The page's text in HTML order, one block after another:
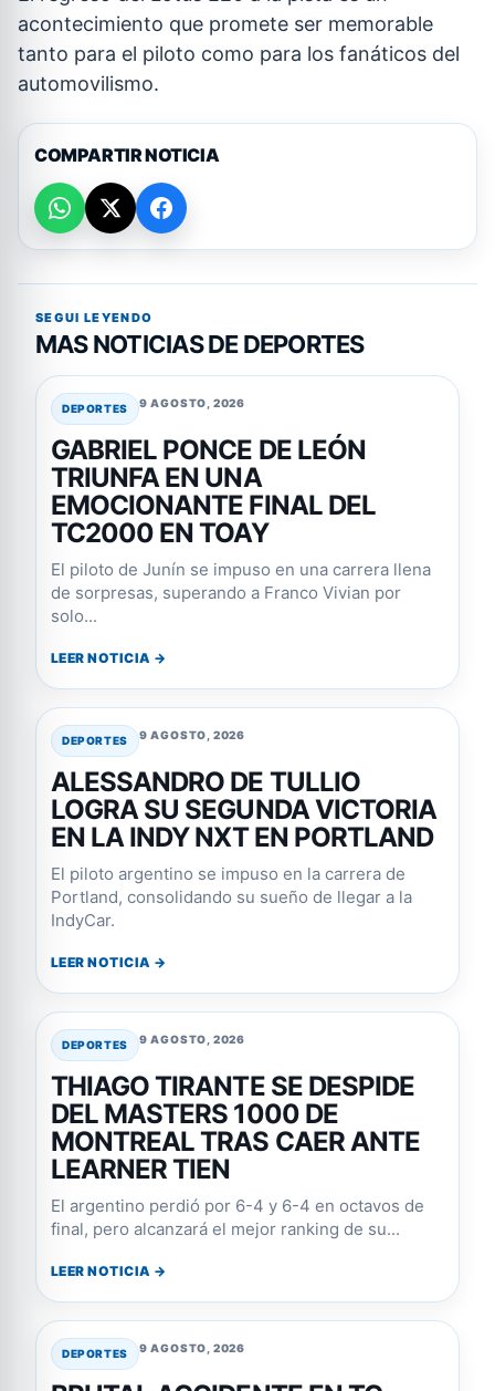
acontecimiento que promete ser memorable
tanto para el piloto como para los fanáticos del
automovilismo.
COMPARTIR NOTICIA
SEGUI LEYENDO
MAS NOTICIAS DE DEPORTES
DEPORTES 9 AGOSTO, 2026
GABRIEL PONCE DE LEÓN
TRIUNFA EN UNA
EMOCIONANTE FINAL DEL
TC2000 EN TOAY
El piloto de Junín se impuso en una carrera llena
de sorpresas, superando a Franco Vivian por
solo...
LEER NOTICIA →
DEPORTES 9 AGOSTO, 2026
ALESSANDRO DE TULLIO
LOGRA SU SEGUNDA VICTORIA
EN LA INDY NXT EN PORTLAND
El piloto argentino se impuso en la carrera de
Portland, consolidando su sueño de llegar a la
IndyCar.
LEER NOTICIA →
DEPORTES 9 AGOSTO, 2026
THIAGO TIRANTE SE DESPIDE
DEL MASTERS 1000 DE
MONTREAL TRAS CAER ANTE
LEARNER TIEN
El argentino perdió por 6-4 y 6-4 en octavos de
final, pero alcanzará el mejor ranking de su...
LEER NOTICIA →
DEPORTES 9 AGOSTO, 2026